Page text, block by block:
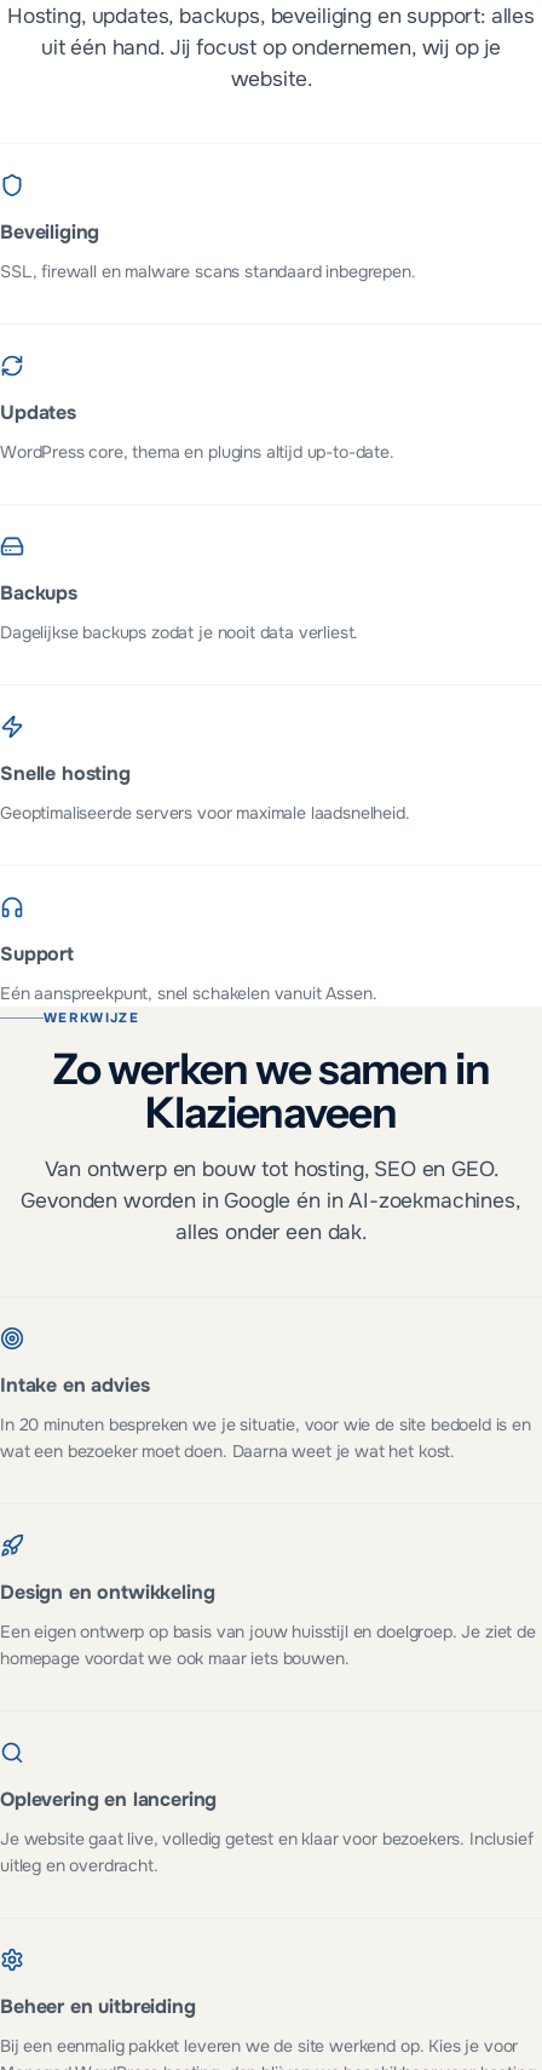
Hosting, updates, backups, beveiliging en support: alles
uit één hand. Jij focust op ondernemen, wij op je
website.
Beveiliging
SSL, firewall en malware scans standaard inbegrepen.
Updates
WordPress core, thema en plugins altijd up-to-date.
Backups
Dagelijkse backups zodat je nooit data verliest.
Snelle hosting
Geoptimaliseerde servers voor maximale laadsnelheid.
Support
Eén aanspreekpunt, snel schakelen vanuit Assen.
WERKWIJZE
Zo werken we samen in
Klazienaveen
Van ontwerp en bouw tot hosting, SEO en GEO.
Gevonden worden in Google én in AI-zoekmachines,
alles onder een dak.
Intake en advies
In 20 minuten bespreken we je situatie, voor wie de site bedoeld is en
wat een bezoeker moet doen. Daarna weet je wat het kost.
Design en ontwikkeling
Een eigen ontwerp op basis van jouw huisstijl en doelgroep. Je ziet de
homepage voordat we ook maar iets bouwen.
Oplevering en lancering
Je website gaat live, volledig getest en klaar voor bezoekers. Inclusief
uitleg en overdracht.
Beheer en uitbreiding
Bij een eenmalig pakket leveren we de site werkend op. Kies je voor